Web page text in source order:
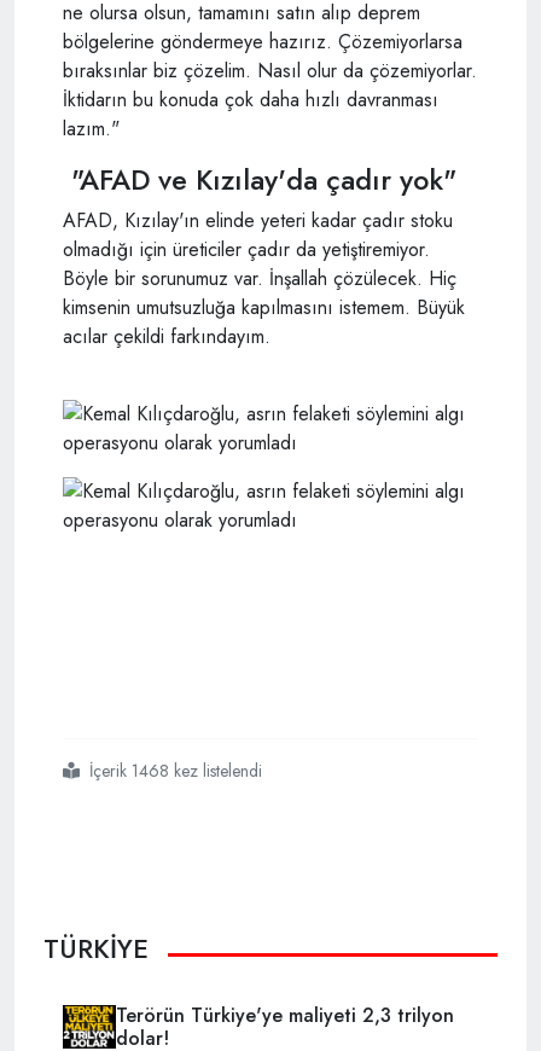
ne olursa olsun, tamamını satın alıp deprem
bölgelerine göndermeye hazırız. Çözemiyorlarsa
bıraksınlar biz çözelim. Nasıl olur da çözemiyorlar.
İktidarın bu konuda çok daha hızlı davranması
lazım."
"AFAD ve Kızılay'da çadır yok"
AFAD, Kızılay'ın elinde yeteri kadar çadır stoku
olmadığı için üreticiler çadır da yetiştiremiyor.
Böyle bir sorunumuz var. İnşallah çözülecek. Hiç
kimsenin umutsuzluğa kapılmasını istemem. Büyük
acılar çekildi farkındayım.
#kılıçdaroğlu
#asrın
#felaketiymiş
#inanmıyorum
İçerik 1468 kez listelendi
TÜRKİYE
Terörün Türkiye'ye maliyeti 2,3 trilyon
dolar!